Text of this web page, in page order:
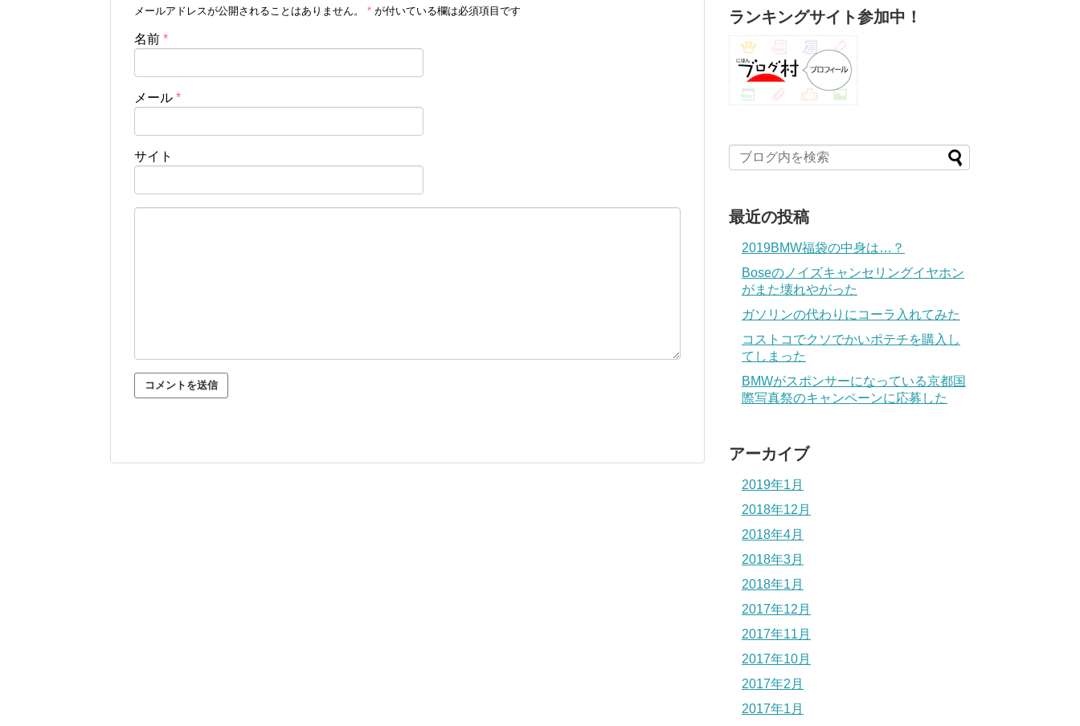
メールアドレスが公開されることはありません。 * が付いている欄は必須項目です
名前 *
メール *
サイト
ランキングサイト参加中！
最近の投稿
2019BMW福袋の中身は…？
Boseのノイズキャンセリングイヤホン
がまた壊れやがった
ガソリンの代わりにコーラ入れてみた
コストコでクソでかいポテチを購入し
てしまった
BMWがスポンサーになっている京都国
際写真祭のキャンペーンに応募した
アーカイブ
2019年1月
2018年12月
2018年4月
2018年3月
2018年1月
2017年12月
2017年11月
2017年10月
2017年2月
2017年1月